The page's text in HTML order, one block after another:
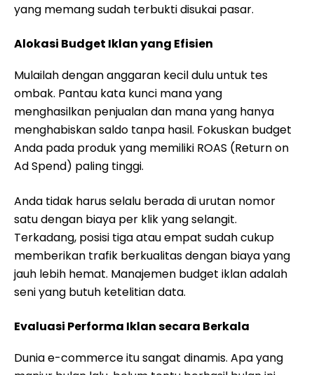
yang memang sudah terbukti disukai pasar.
Alokasi Budget Iklan yang Efisien
Mulailah dengan anggaran kecil dulu untuk tes
ombak. Pantau kata kunci mana yang
menghasilkan penjualan dan mana yang hanya
menghabiskan saldo tanpa hasil. Fokuskan budget
Anda pada produk yang memiliki ROAS (Return on
Ad Spend) paling tinggi.
Anda tidak harus selalu berada di urutan nomor
satu dengan biaya per klik yang selangit.
Terkadang, posisi tiga atau empat sudah cukup
memberikan trafik berkualitas dengan biaya yang
jauh lebih hemat. Manajemen budget iklan adalah
seni yang butuh ketelitian data.
Evaluasi Performa Iklan secara Berkala
Dunia e-commerce itu sangat dinamis. Apa yang